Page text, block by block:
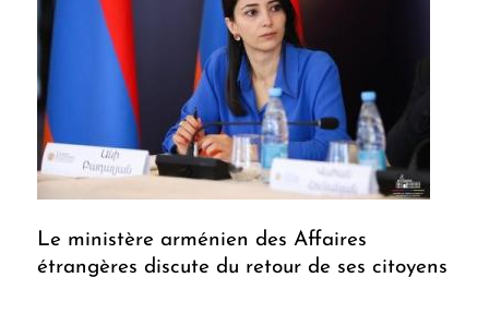
Le ministère arménien des Affaires
étrangères discute du retour de ses citoyens